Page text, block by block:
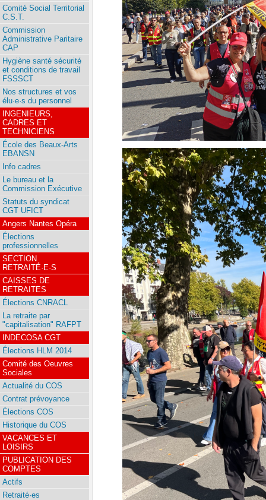
Comité Social Territorial
C.S.T.
Commission
Administrative Paritaire
CAP
Hygiène santé sécurité
et conditions de travail
FSSSCT
Nos structures et vos
élu·e·s du personnel
INGENIEURS,
CADRES ET
TECHNICIENS
École des Beaux-Arts
EBANSN
Info cadres
Le bureau et la
Commission Exécutive
Statuts du syndicat
CGT UFICT
Angers Nantes Opéra
Élections
professionnelles
SECTION
RETRAITÉ·E·S
CAISSES DE
RETRAITES
Élections CNRACL
La retraite par
"capitalisation" RAFPT
INDECOSA CGT
Élections HLM 2014
Comité des Oeuvres
Sociales
Actualité du COS
Contrat prévoyance
Élections COS
Historique du COS
VACANCES ET
LOISIRS
PUBLICATION DES
COMPTES
Actifs
Retraité·es